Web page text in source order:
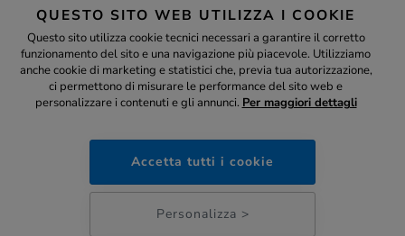
Realizzazione e-commerce Colombo 3000
Assistente
ottica-lux.it
QUESTO SITO WEB UTILIZZA I COOKIE
Questo sito utilizza cookie tecnici necessari a garantire il corretto
funzionamento del sito e una navigazione più piacevole. Utilizziamo
anche cookie di marketing e statistici che, previa tua autorizzazione,
ci permettono di misurare le performance del sito web e
personalizzare i contenuti e gli annunci. Per maggiori dettagli
Accetta tutti i cookie
Personalizza >